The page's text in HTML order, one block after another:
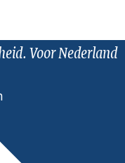
Voor Nederland